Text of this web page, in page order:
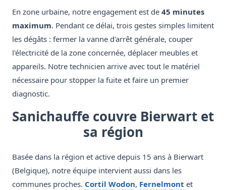
En zone urbaine, notre engagement est de 45 minutes
maximum. Pendant ce délai, trois gestes simples limitent
les dégâts : fermer la vanne d'arrêt générale, couper
l'électricité de la zone concernée, déplacer meubles et
appareils. Notre technicien arrive avec tout le matériel
nécessaire pour stopper la fuite et faire un premier
diagnostic.
Sanichauffe couvre Bierwart et
sa région
Basée dans la région et active depuis 15 ans à Bierwart
(Belgique), notre équipe intervient aussi dans les
communes proches. Cortil Wodon, Fernelmont et